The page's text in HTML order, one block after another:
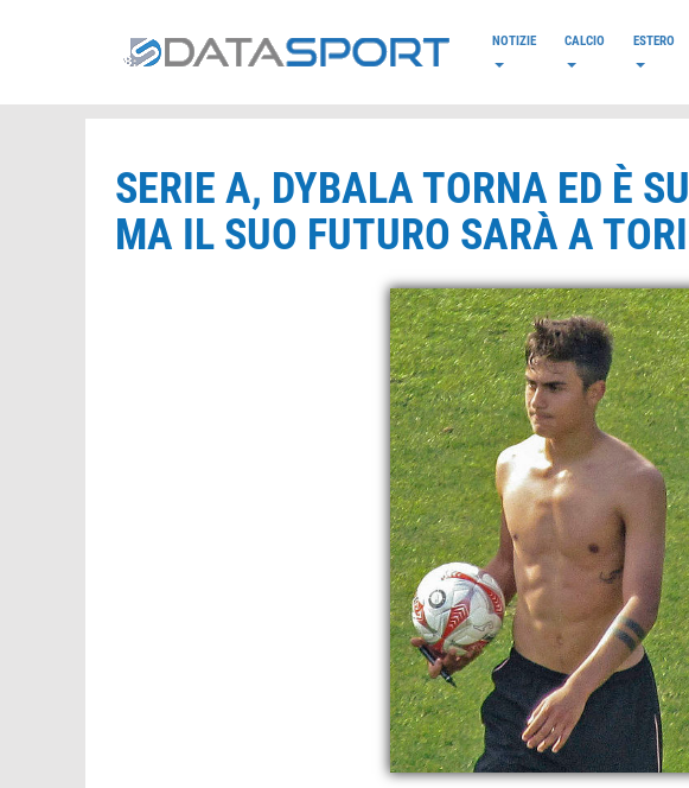
NOTIZIE CALCIO ESTERO
SERIE A, DYBALA TORNA ED È
MA IL SUO FUTURO SARÀ A